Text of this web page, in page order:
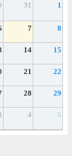
31 1
7 8
14 15
21 22
28 29
4 5